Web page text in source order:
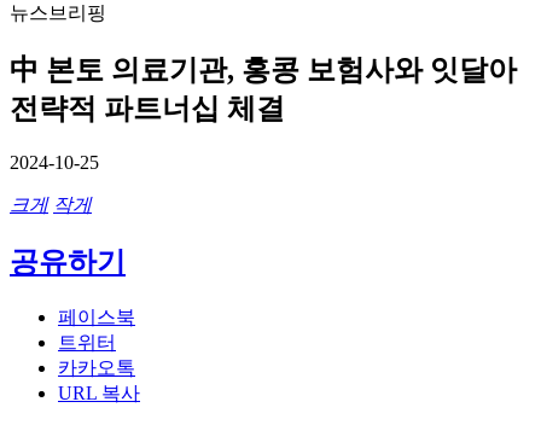
뉴스브리핑
中 본토 의료기관, 홍콩 보험사와 잇달아
전략적 파트너십 체결
2024-10-25
크게 작게
공유하기
페이스북
트위터
카카오톡
URL 복사